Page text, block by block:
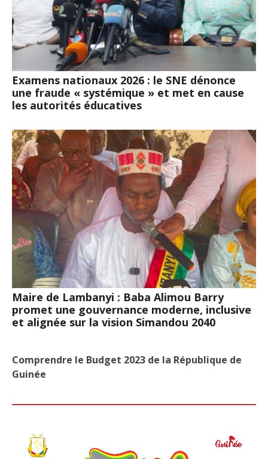
Examens nationaux 2026 : le SNE dénonce
une fraude « systémique » et met en cause
les autorités éducatives
Maire de Lambanyi : Baba Alimou Barry
promet une gouvernance moderne, inclusive
et alignée sur la vision Simandou 2040
Comprendre le Budget 2023 de la République de
Guinée